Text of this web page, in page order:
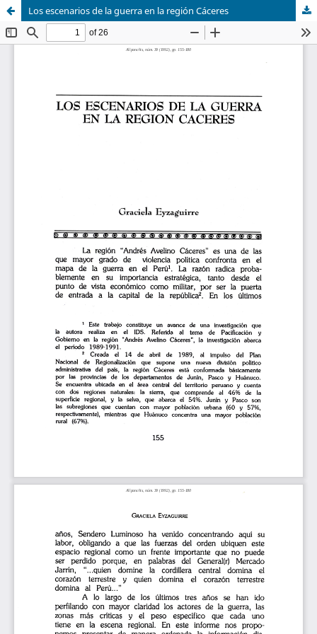
Los escenarios de la guerra en la región Cáceres